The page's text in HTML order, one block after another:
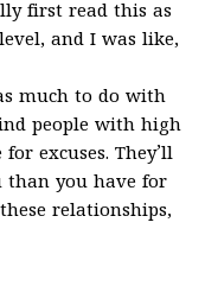
first read this as
and I was like,
much to do with
people with high
excuses. They’ll
than you have for
relationships,